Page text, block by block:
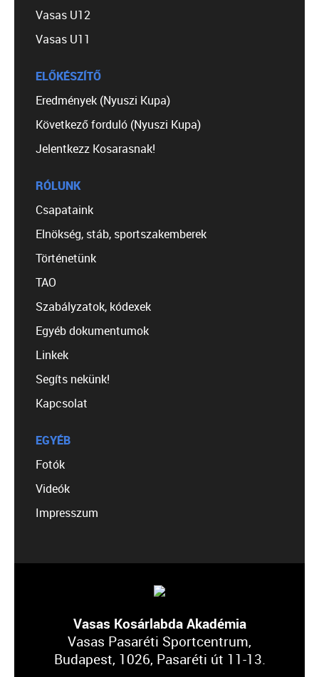
Vasas U12
Vasas U11
ELŐKÉSZÍTŐ
Eredmények (Nyuszi Kupa)
Következő forduló (Nyuszi Kupa)
Jelentkezz Kosarasnak!
RÓLUNK
Csapataink
Elnökség, stáb, sportszakemberek
Történetünk
TAO
Szabályzatok, kódexek
Egyéb dokumentumok
Linkek
Segíts nekünk!
Kapcsolat
EGYÉB
Fotók
Videók
Impresszum
Vasas Kosárlabda Akadémia
Vasas Pasaréti Sportcentrum,
Budapest, 1026, Pasaréti út 11-13.